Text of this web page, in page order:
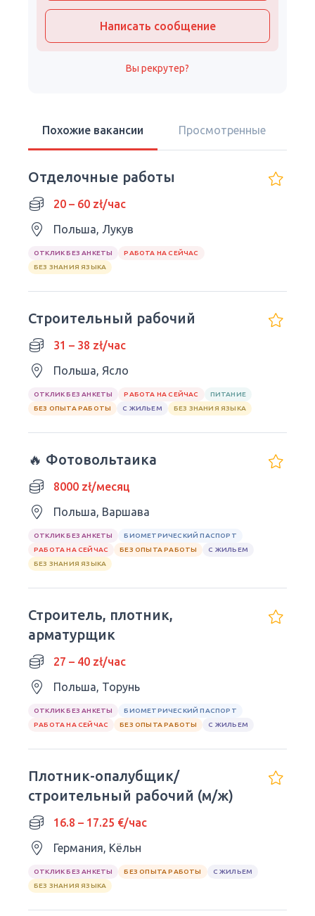
Написать сообщение
Вы рекрутер?
Похожие вакансии Просмотренные
Отделочные работы
20 – 60 zł/час
Польша, Лукув
ОТКЛИК БЕЗ АНКЕТЫ
РАБОТА НА СЕЙЧАС
БЕЗ ЗНАНИЯ ЯЗЫКА
Строительный рабочий
31 – 38 zł/час
Польша, Ясло
ОТКЛИК БЕЗ АНКЕТЫ РАБОТА НА СЕЙЧАС
ПИТАНИЕ
БЕЗ ОПЫТА РАБОТЫ
С ЖИЛЬЕМ БЕЗ ЗНАНИЯ ЯЗЫКА
🔥 Фотовольтаика
8000 zł/месяц
Польша, Варшава
ОТКЛИК БЕЗ АНКЕТЫ
БИОМЕТРИЧЕСКИЙ ПАСПОРТ
РАБОТА НА СЕЙЧАС
БЕЗ ОПЫТА РАБОТЫ
С ЖИЛЬЕМ
БЕЗ ЗНАНИЯ ЯЗЫКА
Строитель, плотник,
арматурщик
27 – 40 zł/час
Польша, Торунь
ОТКЛИК БЕЗ АНКЕТЫ
БИОМЕТРИЧЕСКИЙ ПАСПОРТ
РАБОТА НА СЕЙЧАС
БЕЗ ОПЫТА РАБОТЫ С ЖИЛЬЕМ
Плотник-опалубщик/
строительный рабочий (м/ж)
16.8 – 17.25 €/час
Германия, Кёльн
ОТКЛИК БЕЗ АНКЕТЫ БЕЗ ОПЫТА РАБОТЫ
С ЖИЛЬЕМ
БЕЗ ЗНАНИЯ ЯЗЫКА